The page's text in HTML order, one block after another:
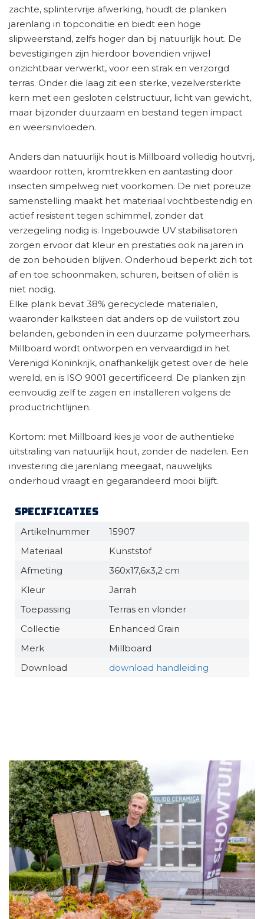
zachte, splintervrije afwerking, houdt de planken
jarenlang in topconditie en biedt een hoge
slipweerstand, zelfs hoger dan bij natuurlijk hout. De
bevestigingen zijn hierdoor bovendien vrijwel
onzichtbaar verwerkt, voor een strak en verzorgd
terras. Onder die laag zit een sterke, vezelversterkte
kern met een gesloten celstructuur, licht van gewicht,
maar bijzonder duurzaam en bestand tegen impact
en weersinvloeden.
Anders dan natuurlijk hout is Millboard volledig houtvrij,
waardoor rotten, kromtrekken en aantasting door
insecten simpelweg niet voorkomen. De niet poreuze
samenstelling maakt het materiaal vochtbestendig en
actief resistent tegen schimmel, zonder dat
verzegeling nodig is. Ingebouwde UV stabilisatoren
zorgen ervoor dat kleur en prestaties ook na jaren in
de zon behouden blijven. Onderhoud beperkt zich tot
af en toe schoonmaken, schuren, beitsen of oliën is
niet nodig.
Elke plank bevat 38% gerecyclede materialen,
waaronder kalksteen dat anders op de vuilstort zou
belanden, gebonden in een duurzame polymeerhars.
Millboard wordt ontworpen en vervaardigd in het
Verenigd Koninkrijk, onafhankelijk getest over de hele
wereld, en is ISO 9001 gecertificeerd. De planken zijn
eenvoudig zelf te zagen en installeren volgens de
productrichtlijnen.
Kortom: met Millboard kies je voor de authentieke
uitstraling van natuurlijk hout, zonder de nadelen. Een
investering die jarenlang meegaat, nauwelijks
onderhoud vraagt en gegarandeerd mooi blijft.
Specificaties
Artikelnummer
15907
Materiaal
Kunststof
Afmeting
360x17,6x3,2 cm
Kleur
Jarrah
Toepassing
Terras en vlonder
Collectie
Enhanced Grain
Merk
Millboard
Download
download handleiding